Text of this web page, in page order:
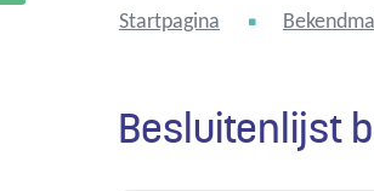
Startpagina
Besluitenlijst